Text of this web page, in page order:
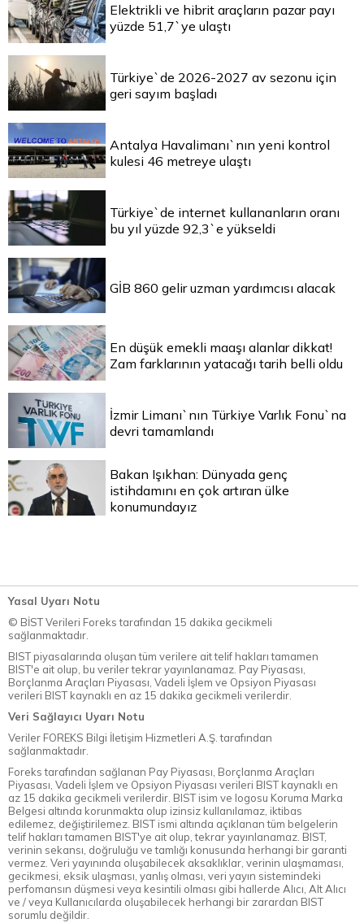
Elektrikli ve hibrit araçların pazar payı
yüzde 51,7`ye ulaştı
Türkiye`de 2026-2027 av sezonu için
geri sayım başladı
Antalya Havalimanı`nın yeni kontrol
kulesi 46 metreye ulaştı
Türkiye`de internet kullananların oranı
bu yıl yüzde 92,3`e yükseldi
GİB 860 gelir uzman yardımcısı alacak
En düşük emekli maaşı alanlar dikkat!
Zam farklarının yatacağı tarih belli oldu
İzmir Limanı`nın Türkiye Varlık Fonu`na
devri tamamlandı
Bakan Işıkhan: Dünyada genç
istihdamını en çok artıran ülke
konumundayız
Yasal Uyarı Notu
© BİST Verileri Foreks tarafından 15 dakika gecikmeli
sağlanmaktadır.
BIST piyasalarında oluşan tüm verilere ait telif hakları tamamen
BIST'e ait olup, bu veriler tekrar yayınlanamaz. Pay Piyasası,
Borçlanma Araçları Piyasası, Vadeli İşlem ve Opsiyon Piyasası
verileri BIST kaynaklı en az 15 dakika gecikmeli verilerdir.
Veri Sağlayıcı Uyarı Notu
Veriler FOREKS Bilgi İletişim Hizmetleri A.Ş. tarafından
sağlanmaktadır.
Foreks tarafından sağlanan Pay Piyasası, Borçlanma Araçları
Piyasası, Vadeli İşlem ve Opsiyon Piyasası verileri BIST kaynaklı en
az 15 dakika gecikmeli verilerdir. BIST isim ve logosu Koruma Marka
Belgesi altında korunmakta olup izinsiz kullanılamaz, iktibas
edilemez, değiştirilemez. BIST ismi altında açıklanan tüm belgelerin
telif hakları tamamen BIST'ye ait olup, tekrar yayınlanamaz. BIST,
verinin sekansı, doğruluğu ve tamlığı konusunda herhangi bir garanti
vermez. Veri yayınında oluşabilecek aksaklıklar, verinin ulaşmaması,
gecikmesi, eksik ulaşması, yanlış olması, veri yayın sistemindeki
perfomansın düşmesi veya kesintili olması gibi hallerde Alıcı, Alt Alıcı
ve / veya Kullanıcılarda oluşabilecek herhangi bir zarardan BIST
sorumlu değildir.